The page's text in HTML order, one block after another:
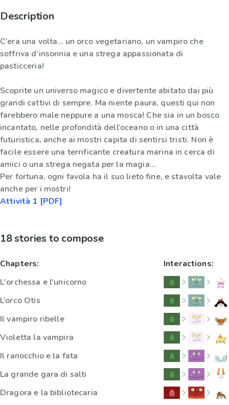
Description
C’era una volta… un orco vegetariano, un vampiro che
soffriva d’insonnia e una strega appassionata di
pasticceria!
Scoprite un universo magico e divertente abitato dai più
grandi cattivi di sempre. Ma niente paura, questi qui non
farebbero male neppure a una mosca! Che sia in un bosco
incantato, nelle profondità dell’oceano o in una città
futuristica, anche ai mostri capita di sentirsi tristi. Non è
facile essere una terrificante creatura marina in cerca di
amici o una strega negata per la magia…
Per fortuna, ogni favola ha il suo lieto fine, e stavolta vale
anche per i mostri!
Attività 1 [PDF]
18 stories to compose
Chapters:
L'orchessa e l'unicorno
L’orco Otis
Il vampiro ribelle
Violetta la vampira
Il ranocchio e la fata
La grande gara di salti
Dragora e la bibliotecaria
Interactions: